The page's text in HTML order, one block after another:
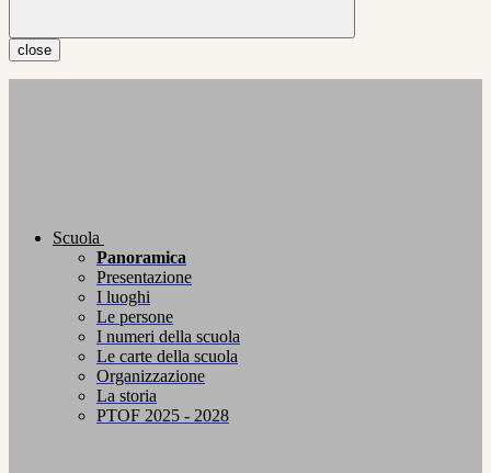
close
Scuola
Panoramica
Presentazione
I luoghi
Le persone
I numeri della scuola
Le carte della scuola
Organizzazione
La storia
PTOF 2025 - 2028